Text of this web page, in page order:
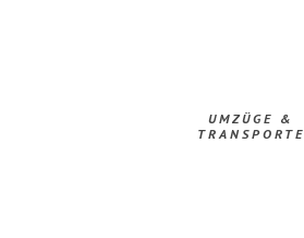
UMZÜGE &
TRANSPORTE